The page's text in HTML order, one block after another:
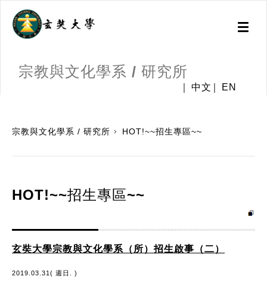
Toggle
宗教與文化學系 / 研究所
中文 EN
宗教與文化學系 / 研究所 HOT!~~招生專區~~
HOT!~~招生專區~~
玄奘大學宗教與文化學系（所）招生啟事（二）
2019.03.31( 週日. )